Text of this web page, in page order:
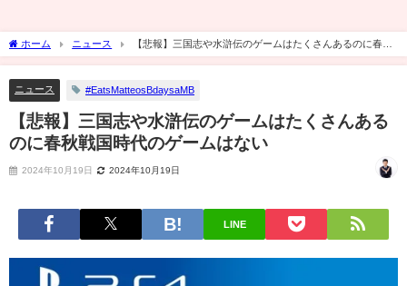
ホーム ニュース
【悲報】三国志や水滸伝のゲームはたくさんあるのに春秋
戦国時代のゲームはない
ニュース #EatsMatteosBdaysaMB
【悲報】三国志や水滸伝のゲームはたくさんある
のに春秋戦国時代のゲームはない
2024年10月19日 2024年10月19日
LINE